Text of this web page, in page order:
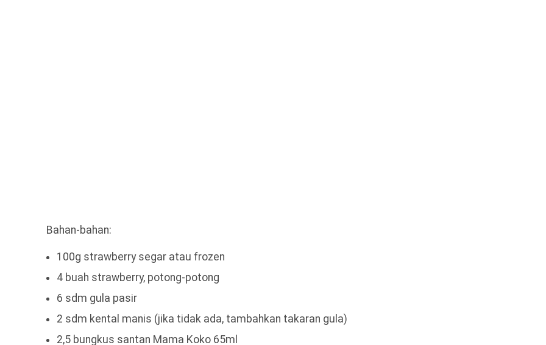
Bahan-bahan:
100g strawberry segar atau frozen
4 buah strawberry, potong-potong
6 sdm gula pasir
2 sdm kental manis (jika tidak ada, tambahkan takaran gula)
2,5 bungkus santan Mama Koko 65ml